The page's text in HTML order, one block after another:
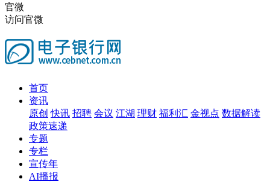
官微
访问官微
首页
资讯
原创 快讯 招聘 会议 江湖 理财 福利汇 金视点 数据解读
政策速递
专题
专栏
宣传年
AI播报